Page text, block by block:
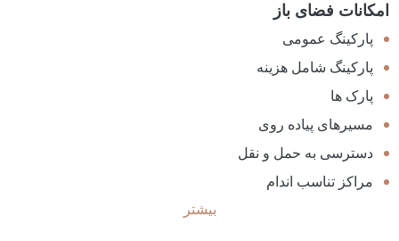
امکانات فضای باز
پارکینگ عمومی
پارکینگ شامل هزینه
پارک ها
مسیرهای پیاده روی
دسترسی به حمل و نقل
مراکز تناسب اندام
بیشتر